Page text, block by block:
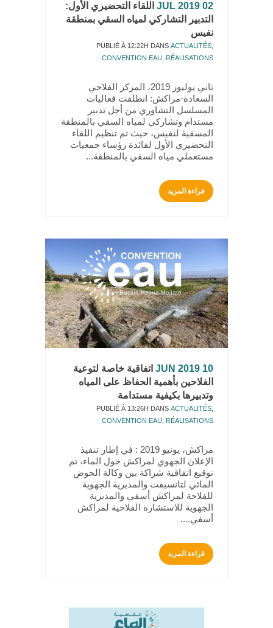
02 JUL 2019
اللقاء التحضيري الأول:
التدبير التشاركي لمياه السقي بمنطقة
نفيس
PUBLIÉ À 12:22H DANS ACTUALITÉS
CONVENTION EAU
RÉALISATIONS
ثاني يوليوز 2019، المركز الفلاحي
السعادة-مراكش: انطلقت فعاليات
المسلسل التشاوري من أجل تدبير
مستدام وتشاركي لمياه السقي بالمنطقة
المسقية لنفيس، حيث تم تنظيم اللقاء
التحضيري الأول لفائدة رؤساء جمعيات
مستعملي مياه السقي بالمنطقة...
قراءة المزيد
10 JUN 2019
اتفاقية خاصة لتوعية
الفلاحين بأهمية الحفاظ على المياه
وتدبيرها بكيفية مستدامة
PUBLIÉ À 13:26H DANS ACTUALITÉS
CONVENTION EAU
RÉALISATIONS
مراكش، يونيو 2019 : في إطار تنفيذ
الإعلان الجهوي لمراكش حول الماء، تم
توقيع اتفاقية شراكة بين وكالة الحوض
المائي لتانسيفت والمديرية الجهوية
للفلاحة لمراكش أسفي والمديرية
الجهوية للاستشارة الفلاحية لمراكش
أسفي....
قراءة المزيد